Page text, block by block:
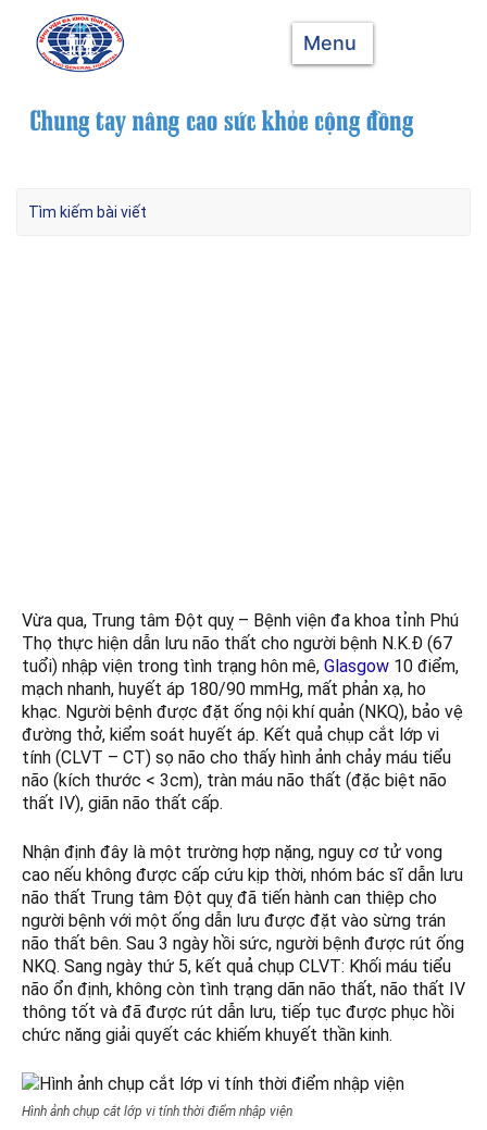
Menu
Vừa qua, Trung tâm Đột quỵ – Bệnh viện đa khoa tỉnh Phú
Thọ thực hiện dẫn lưu não thất cho người bệnh N.K.Đ (67
tuổi) nhập viện trong tình trạng hôn mê, Glasgow 10 điểm,
mạch nhanh, huyết áp 180/90 mmHg, mất phản xạ, ho
khạc. Người bệnh được đặt ống nội khí quản (NKQ), bảo vệ
đường thở, kiểm soát huyết áp. Kết quả chụp cắt lớp vi
tính (CLVT – CT) sọ não cho thấy hình ảnh chảy máu tiểu
não (kích thước < 3cm), tràn máu não thất (đặc biệt não
thất IV), giãn não thất cấp.
Nhận định đây là một trường hợp nặng, nguy cơ tử vong
cao nếu không được cấp cứu kịp thời, nhóm bác sĩ dẫn lưu
não thất Trung tâm Đột quỵ đã tiến hành can thiệp cho
người bệnh với một ống dẫn lưu được đặt vào sừng trán
não thất bên. Sau 3 ngày hồi sức, người bệnh được rút ống
NKQ. Sang ngày thứ 5, kết quả chụp CLVT: Khối máu tiểu
não ổn định, không còn tình trạng dãn não thất, não thất IV
thông tốt và đã được rút dẫn lưu, tiếp tục được phục hồi
chức năng giải quyết các khiếm khuyết thần kinh.
Hình ảnh chụp cắt lớp vi tính thời điểm nhập viện